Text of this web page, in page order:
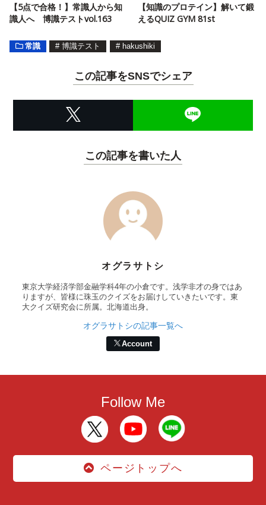
【5点で合格！】常識人から知
識人へ 博識テストvol.163
【知識のプロテイン】解いて鍛
えるQUIZ GYM 81st
常識 # 博識テスト # hakushiki
この記事をSNSでシェア
この記事を書いた人
オグラサトシ
東京大学経済学部金融学科4年の小倉です。浅学非才の身ではあ
りますが、皆様に珠玉のクイズをお届けしていきたいです。東
大クイズ研究会に所属。北海道出身。
オグラサトシの記事一覧へ
Account
Follow Me
ページトップへ